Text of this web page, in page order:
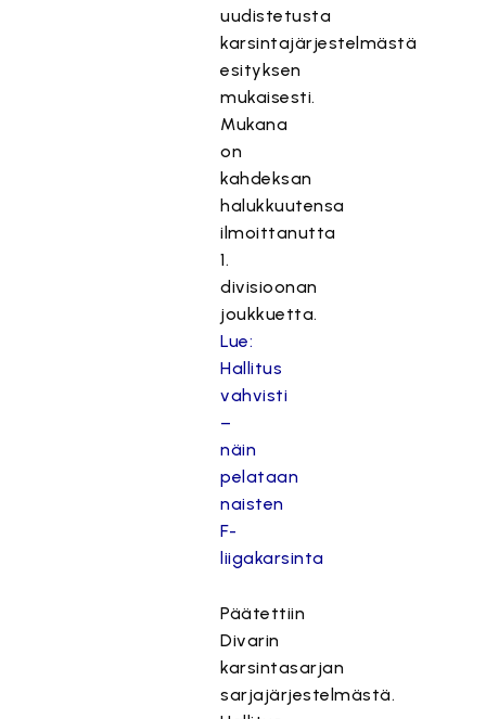
uudistetusta
karsintajärjestelmästä
esityksen
mukaisesti.
Mukana
on
kahdeksan
halukkuutensa
ilmoittanutta
1.
divisioonan
joukkuetta.
Lue:
Hallitus
vahvisti
–
näin
pelataan
naisten
F-
liigakarsinta
Päätettiin
Divarin
karsintasarjan
sarjajärjestelmästä.